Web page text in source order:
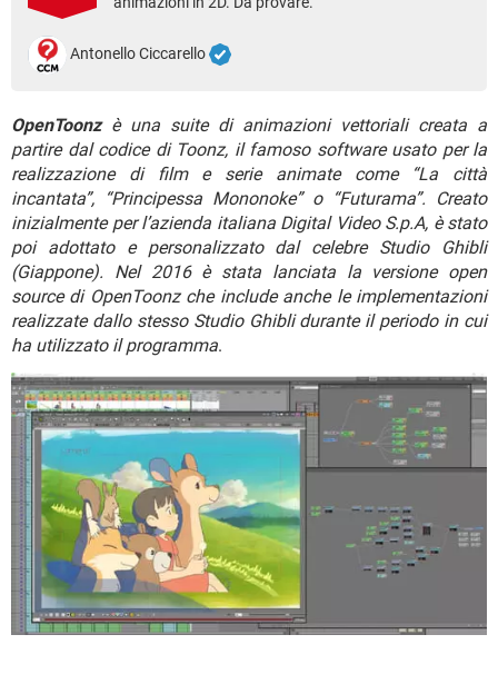
TIKTOK FACEBOOK
HARDWARE
Antonello Ciccarello
OpenToonzè una suite di animazioni vettoriali creata a
partire dal codice di Toonz, il famoso software usato per la
realizzazione di film e serie animate come “La città
incantata”, “Principessa Mononoke” o “Futurama”. Creato
inizialmente per l’azienda italiana Digital Video S.p.A, è stato
poi adottato e personalizzato dal celebre Studio Ghibli
(Giappone). Nel 2016 è stata lanciata la versione open
source di OpenToonz che include anche le implementazioni
realizzate dallo stesso Studio Ghibli durante il periodo in cui
ha utilizzato il programma.